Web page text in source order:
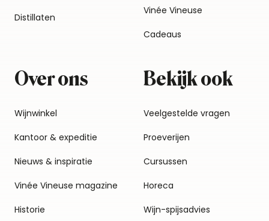
Distillaten
Vinée Vineuse
Cadeaus
Over ons
Wijnwinkel
Kantoor & expeditie
Nieuws & inspiratie
Vinée Vineuse magazine
Historie
Bekijk ook
Veelgestelde vragen
Proeverijen
Cursussen
Horeca
Wijn-spijsadvies